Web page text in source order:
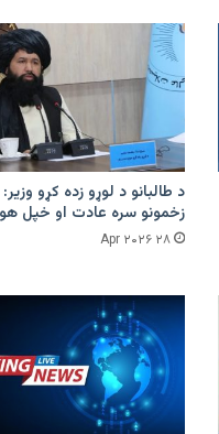
د طالبانو د لوړو زده کړو وزیر:
زخمونو سره عادت او خپل
۲۸ Apr ۲۰۲۶